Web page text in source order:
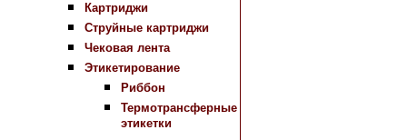
Картриджи
Струйные картриджи
Чековая лента
Этикетирование
Риббон
Термотрансферные
этикетки